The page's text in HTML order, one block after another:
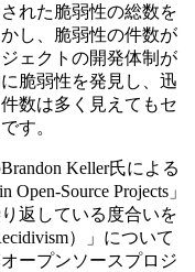
れた脆弱性の総数を
し、脆弱性の件数が
ェクトの開発体制が
脆弱性を発見し、迅
数は多く見えてもセ
す。
Keller氏による
Source Projects」
返している度合いを
）」について
ープンソースプロジ